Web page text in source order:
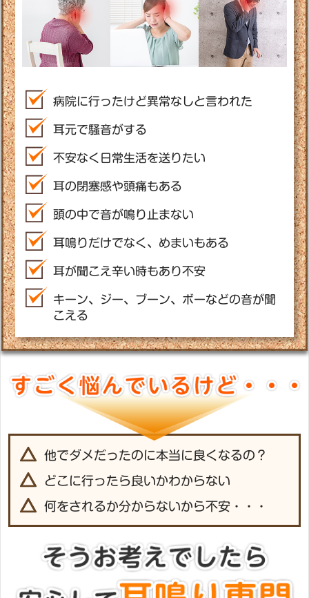
病院に行ったけど異常なしと言われた
耳元で騒音がする
不安なく日常生活を送りたい
耳の閉塞感や頭痛もある
頭の中で音が鳴り止まない
耳鳴りだけでなく、めまいもある
耳が聞こえ辛い時もあり不安
キーン、ジー、ブーン、ボーなどの音が聞
こえる
他でダメだったのに本当に良くなるの？
どこに行ったら良いかわからない
何をされるか分からないから不安・・・